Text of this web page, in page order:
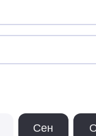
Сен